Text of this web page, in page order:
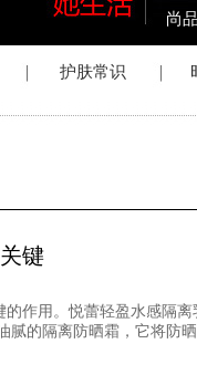
尚
键
作用。悦蕾轻盈水感隔
腻的隔离防晒霜，它将防